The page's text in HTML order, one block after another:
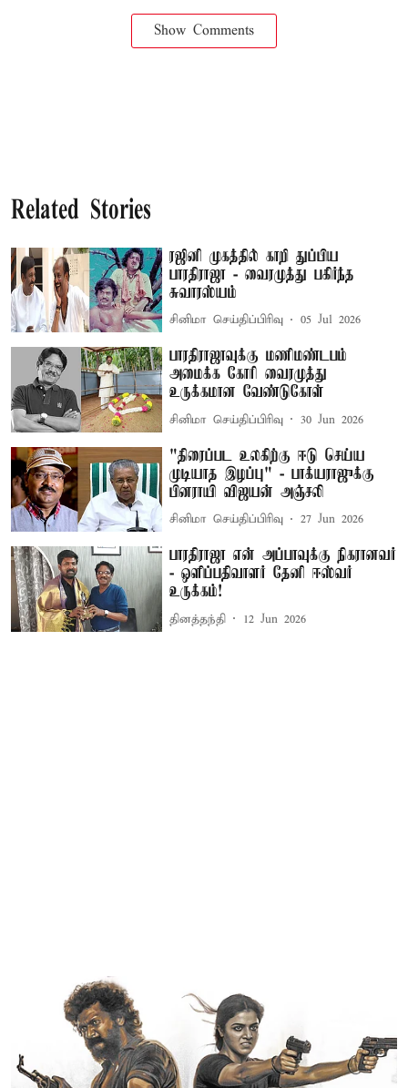
Show Comments
Related Stories
ரஜினி முகத்தில் காறி துப்பிய
பாரதிராஜா - வைரமுத்து பகிர்ந்த
சுவாரஸ்யம்
சினிமா செய்திப்பிரிவு 05 Jul 2026
பாரதிராஜாவுக்கு மணிமண்டபம்
அமைக்க கோரி வைரமுத்து
உருக்கமான வேண்டுகோள்
சினிமா செய்திப்பிரிவு 30 Jun 2026
"திரைப்பட உலகிற்கு ஈடு செய்ய
முடியாத இழப்பு" - பாக்யராஜுக்கு
பினராயி விஜயன் அஞ்சலி
சினிமா செய்திப்பிரிவு 27 Jun 2026
பாரதிராஜா என் அப்பாவுக்கு நிகரானவர்
- ஒளிப்பதிவாளர் தேனி ஈஸ்வர்
உருக்கம்!
தினத்தந்தி 12 Jun 2026